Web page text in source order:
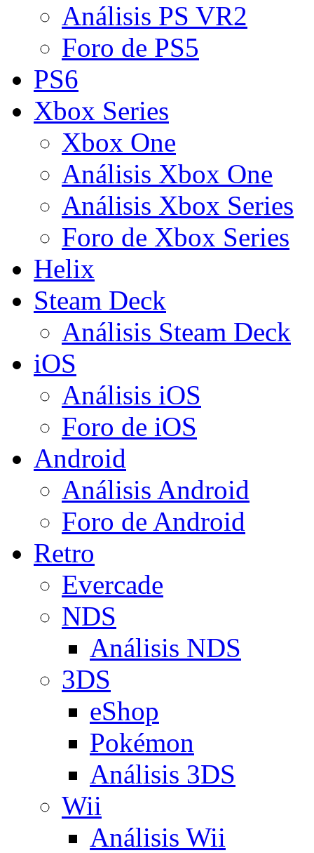
Análisis PS VR2
Foro de PS5
PS6
Xbox Series
Xbox One
Análisis Xbox One
Análisis Xbox Series
Foro de Xbox Series
Helix
Steam Deck
Análisis Steam Deck
iOS
Análisis iOS
Foro de iOS
Android
Análisis Android
Foro de Android
Retro
Evercade
NDS
Análisis NDS
3DS
eShop
Pokémon
Análisis 3DS
Wii
Análisis Wii